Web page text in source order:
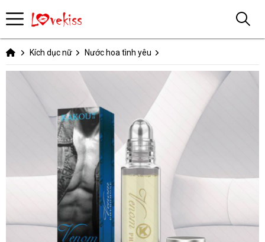
Kích dục nữ Nước hoa tình yêu